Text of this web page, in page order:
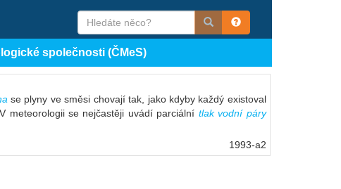
společnosti (ČMeS)
se plyny ve směsi chovají tak, jako kdyby každý existoval
meteorologii se nejčastěji uvádí parciální tlak vodní páry
1993-a2